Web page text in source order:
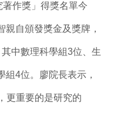
著作獎」得獎名單今
親自頒發獎金及獎牌，
中數理科學組3位、生
4位。廖院長表示，
更重要的是研究的